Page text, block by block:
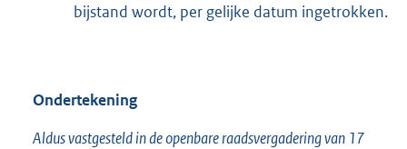
bijstand wordt, per gelijke datum ingetrokken.
Ondertekening
Aldus vastgesteld in de openbare raadsvergadering van 17